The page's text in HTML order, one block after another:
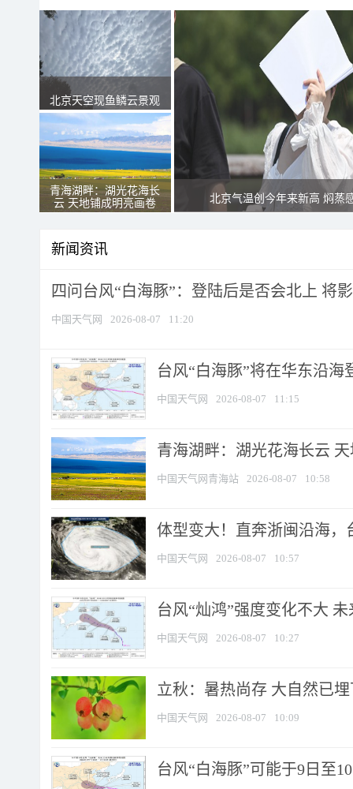
北京天空现鱼鳞云景观
青海湖畔：湖光花海长
云 天地铺成明亮画卷
北京气温创今年来新高 焖蒸
新闻资讯
四问台风“白海豚”：登陆后是否会北上 将
中国天气网 2026-08-07 11:20
台风“白海豚”将在华东沿
中国天气网 2026-08-07 11:15
青海湖畔：湖光花海长云
中国天气网青海站 2026-08-07 10:58
体型变大！直奔浙闽沿海，
中国天气网 2026-08-07 10:57
台风“灿鸿”强度变化不大
中国天气网 2026-08-07 10:27
立秋：暑热尚存 大自然已
中国天气网 2026-08-07 10:09
台风“白海豚”可能于9日至